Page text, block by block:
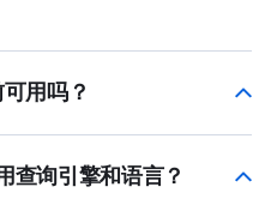
用吗？
查询引擎和语言？